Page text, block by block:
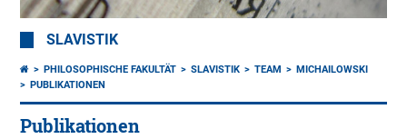
SLAVISTIK
PHILOSOPHISCHE FAKULTÄT SLAVISTIK TEAM
MICHAILOWSKI
PUBLIKATIONEN
Publikationen